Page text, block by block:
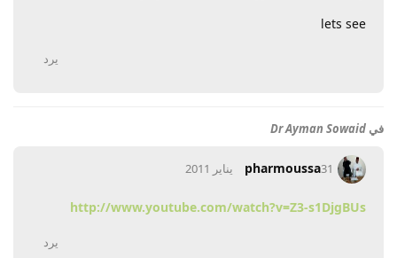
lets see
يرد
في Dr Ayman Sowaid
pharmoussa31 يناير 2011
http://www.youtube.com/watch?v=Z3-s1DjgBUs
يرد